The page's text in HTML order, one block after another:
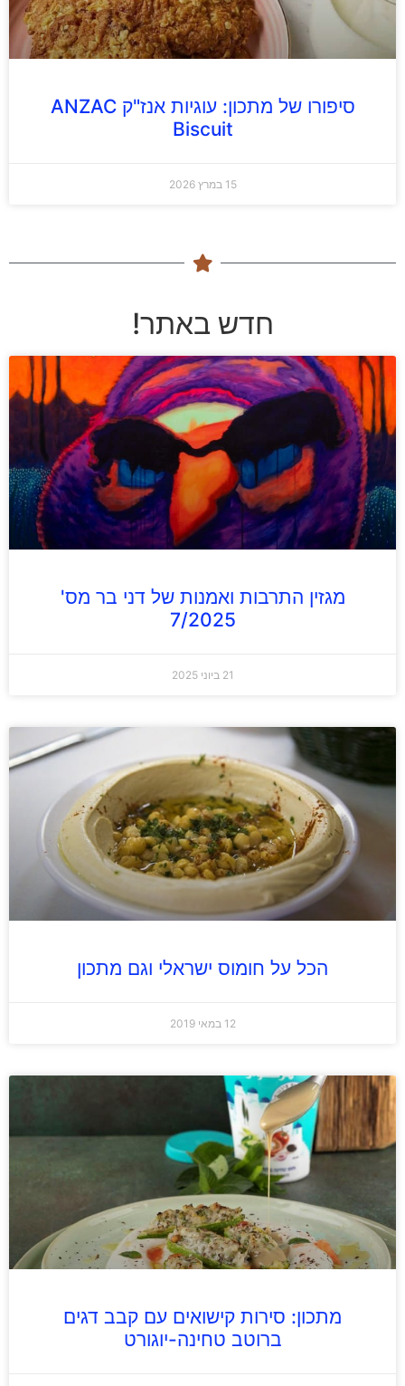
סיפורו של מתכון: עוגיות אנז"ק ANZAC
Biscuit
15 במרץ 2026
חדש באתר!
מגזין התרבות ואמנות של דני בר מס'
7/2025
21 ביוני 2025
הכל על חומוס ישראלי וגם מתכון
12 במאי 2019
מתכון: סירות קישואים עם קבב דגים
ברוטב טחינה-יוגורט